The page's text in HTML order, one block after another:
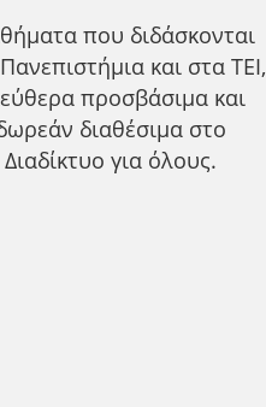
που διδάσκονται
και στα ΤΕΙ,
προσβάσιμα και
διαθέσιμα στο
Διαδίκτυο για όλους.